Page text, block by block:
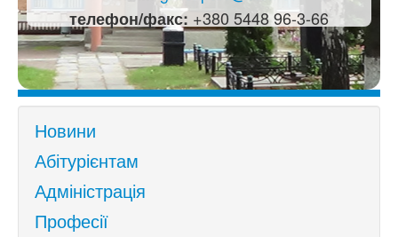
телефон/факс: +380 5448 96-3-66
Новини
Абітурієнтам
Адміністрація
Професії